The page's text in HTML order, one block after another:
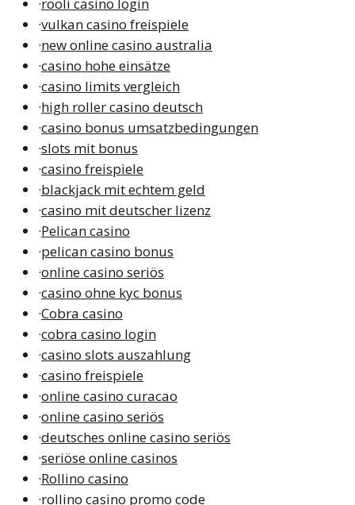
·rooli casino login
·vulkan casino freispiele
·new online casino australia
·casino hohe einsätze
·casino limits vergleich
·high roller casino deutsch
·casino bonus umsatzbedingungen
·slots mit bonus
·casino freispiele
·blackjack mit echtem geld
·casino mit deutscher lizenz
·Pelican casino
·pelican casino bonus
·online casino seriös
·casino ohne kyc bonus
·Cobra casino
·cobra casino login
·casino slots auszahlung
·casino freispiele
·online casino curacao
·online casino seriös
·deutsches online casino seriös
·seriöse online casinos
·Rollino casino
·rollino casino promo code